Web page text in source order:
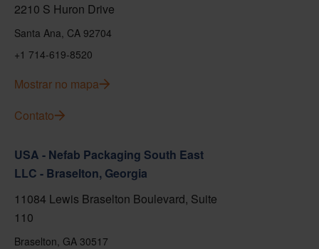
2210 S Huron Drive
Santa Ana, CA 92704
+1 714-619-8520
Mostrar no mapa
Contato
USA - Nefab Packaging South East
LLC - Braselton, Georgia
11084 Lewis Braselton Boulevard, Suite
110
Braselton, GA 30517